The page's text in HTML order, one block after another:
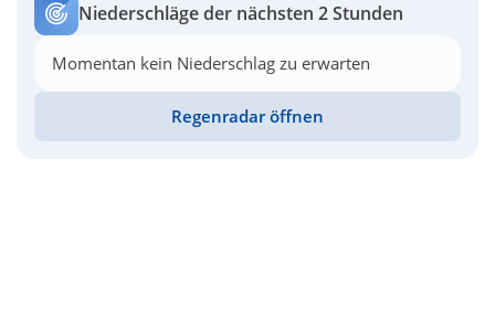
Niederschläge der nächsten 2 Stunden
Momentan kein Niederschlag zu erwarten
Regenradar öffnen